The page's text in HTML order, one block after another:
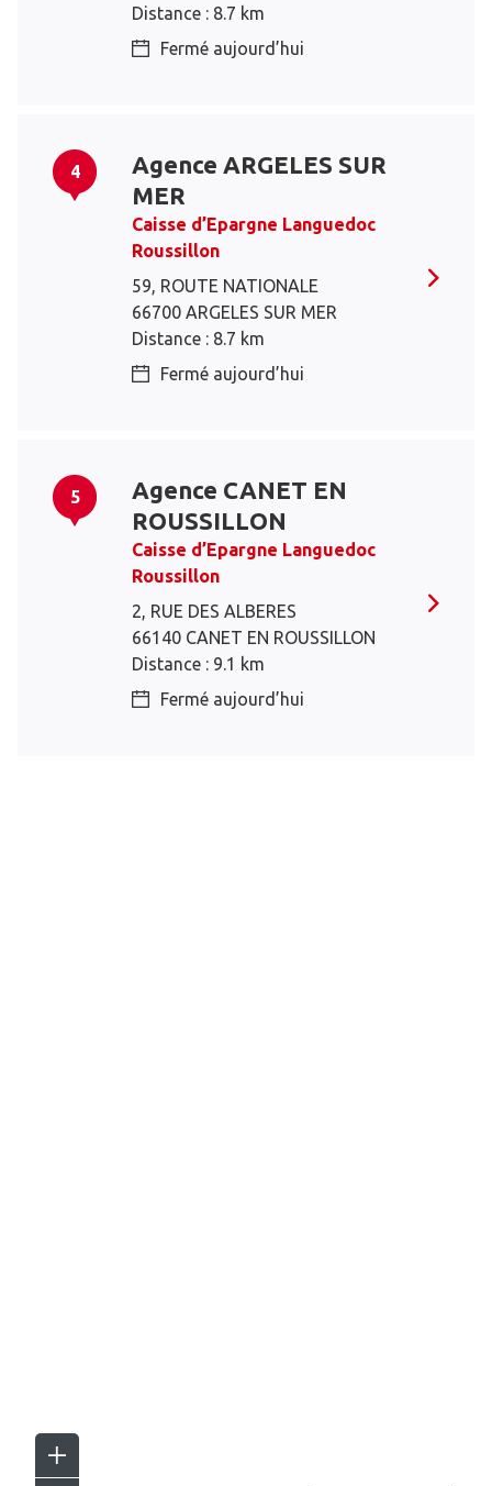
Distance : 8.7 km
Fermé aujourd’hui
4
Agence ARGELES SUR
MER
Caisse d’Epargne Languedoc
Roussillon
59, ROUTE NATIONALE
66700 ARGELES SUR MER
Distance : 8.7 km
Fermé aujourd’hui
5
Agence CANET EN
ROUSSILLON
Caisse d’Epargne Languedoc
Roussillon
2, RUE DES ALBERES
66140 CANET EN ROUSSILLON
Distance : 9.1 km
Fermé aujourd’hui